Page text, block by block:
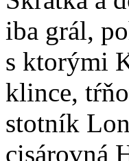
iba grál,
s ktorými
klince,
stotník
cisárovná